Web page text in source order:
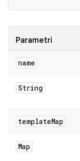
Parametri
name
String
templateMap
Map